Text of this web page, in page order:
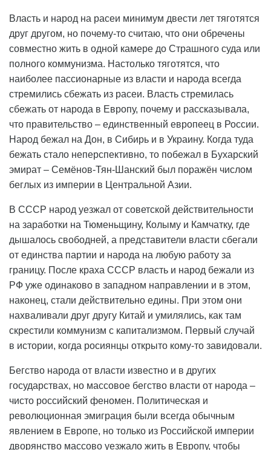
Власть и народ на расеи минимум двести лет тяготятся
друг другом, но почему-то считаю, что они обречены
совместно жить в одной камере до Страшного суда или
полного коммунизма. Настолько тяготятся, что
наиболее пассионарные из власти и народа всегда
стремились сбежать из расеи. Власть стремилась
сбежать от народа в Европу, почему и рассказывала,
что правительство – единственный европеец в России.
Народ бежал на Дон, в Сибирь и в Украину. Когда туда
бежать стало неперспективно, то побежал в Бухарский
эмират – Семёнов-Тян-Шанский был поражён числом
беглых из империи в Центральной Азии.
В СССР народ уезжал от советской действительности
на заработки на Тюменьщину, Колыму и Камчатку, где
дышалось свободней, а представители власти сбегали
от единства партии и народа на любую работу за
границу. После краха СССР власть и народ бежали из
РФ уже одинаково в западном направлении и в этом,
наконец, стали действительно едины. При этом они
нахваливали друг другу Китай и умилялись, как там
скрестили коммунизм с капитализмом. Первый случай
в истории, когда росиянцы открыто кому-то завидовали.
Бегство народа от власти известно и в других
государствах, но массовое бегство власти от народа –
чисто российский феномен. Политическая и
революционная эмиграция были всегда обычным
явлением в Европе, но только из Российской империи
дворянство массово уезжало жить в Европу, чтобы